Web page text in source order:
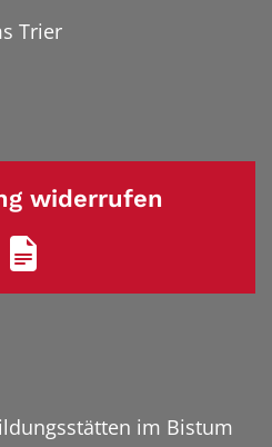
Trier
widerrufen
im Bistum